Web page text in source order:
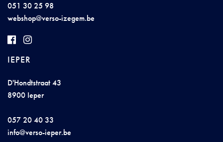
051 30 25 98
webshop@verso-izegem.be
IEPER
D'Hondtstraat 43
8900 Ieper
057 20 40 33
info@verso-ieper.be